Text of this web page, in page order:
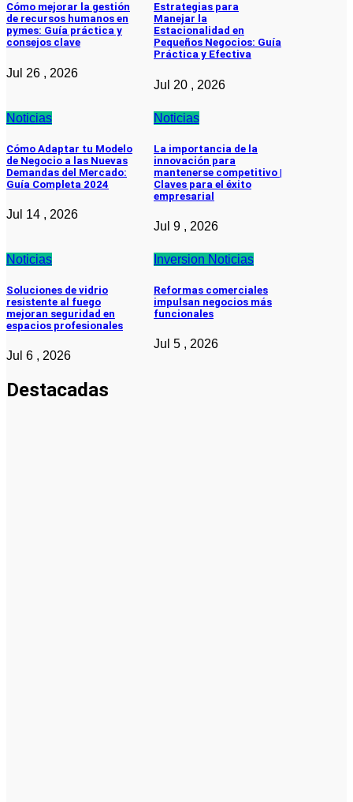
Cómo mejorar la gestión
de recursos humanos en
pymes: Guía práctica y
consejos clave
Jul 26 , 2026
Estrategias para
Manejar la
Estacionalidad en
Pequeños Negocios: Guía
Práctica y Efectiva
Jul 20 , 2026
Noticias
Cómo Adaptar tu Modelo
de Negocio a las Nuevas
Demandas del Mercado:
Guía Completa 2024
Jul 14 , 2026
Noticias
La importancia de la
innovación para
mantenerse competitivo |
Claves para el éxito
empresarial
Jul 9 , 2026
Noticias
Soluciones de vidrio
resistente al fuego
mejoran seguridad en
espacios profesionales
Jul 6 , 2026
Inversion Noticias
Reformas comerciales
impulsan negocios más
funcionales
Jul 5 , 2026
Destacadas